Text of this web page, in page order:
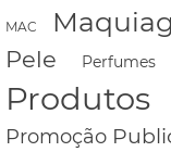
MAC
Pele Perfumes
Produtos
Promoção